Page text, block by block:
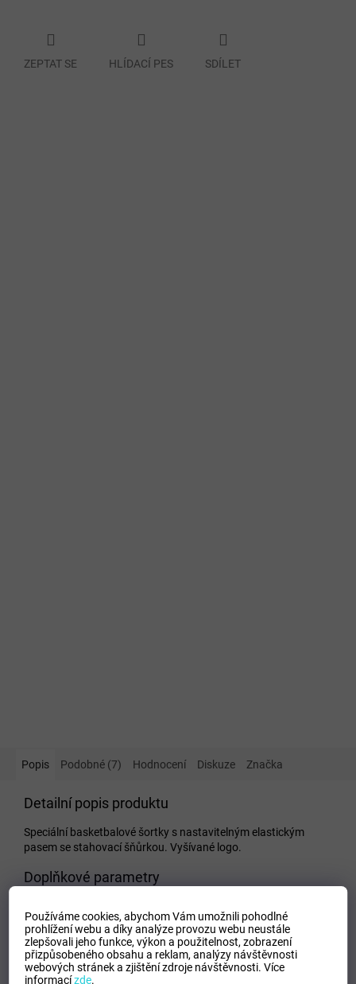
Používáme cookies, abychom Vám umožnili pohodlné
prohlížení webu a díky analýze provozu webu neustále
zlepšovali jeho funkce, výkon a použitelnost,zobrazení
přizpůsobeného obsahu a reklam, analýzy návštěvnosti
webových stránek a zjištění zdroje návštěvnosti.Více
informacízde.
ZEPTAT SE HLÍDACÍ PES SDÍLET
Popis Podobné (7) Hodnocení Diskuze Značka
Detailní popis produktu
Speciální basketbalové šortky s nastavitelným elastickým
pasem se stahovací šňůrkou. Vyšívané logo.
Doplňkové parametry
EAN:
Zvolte variantu
Tipo Mdelo:
T
Composicion:
100% Polyester